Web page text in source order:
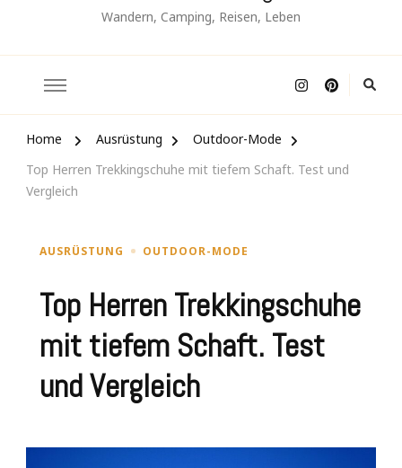
Wandern, Camping, Reisen, Leben
Home Ausrüstung
Outdoor-Mode
Top Herren Trekkingschuhe mit tiefem Schaft. Test und
Vergleich
AUSRÜSTUNG OUTDOOR-MODE
Top Herren Trekkingschuhe
mit tiefem Schaft. Test
und Vergleich